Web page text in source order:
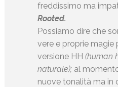
freddissimo ma
Rooted.
Possiamo dire che
vere e proprie magie
versione HH (human
naturale); al
nuove tonalità ma in